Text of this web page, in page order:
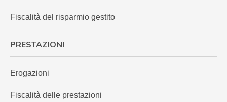
Fiscalità del risparmio gestito
PRESTAZIONI
Erogazioni
Fiscalità delle prestazioni